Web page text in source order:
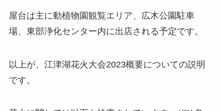
屋台は主に動植物園観覧エリア、広木公園駐車
場、東部浄化センター内に出店される予定です。
以上が、江津湖花火大会2023概要についての説明
です。